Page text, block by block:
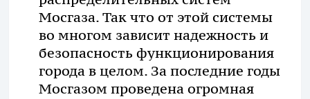
Мосгаза. Так что от этой системы
во многом зависит надежность и
безопасность функционирования
города в целом. За последние годы
Мосгазом проведена огромная